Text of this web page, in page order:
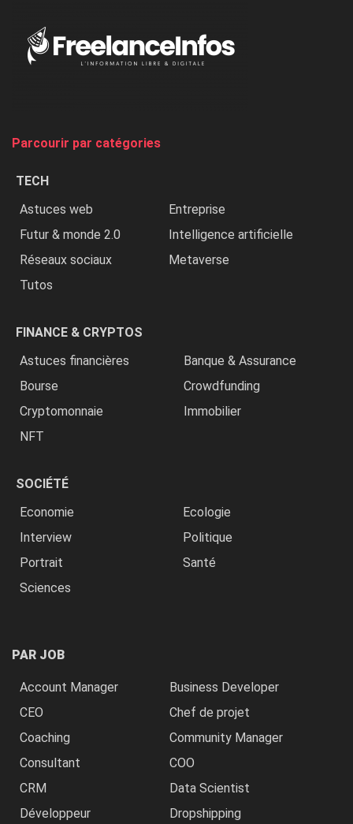
Nigeria,
Parcourir par catégories
TECH
Astuces web
Entreprise
Futur & monde 2.0
Intelligence artificielle
Réseaux sociaux
Metaverse
Tutos
FINANCE & CRYPTOS
Astuces financières
Banque & Assurance
Bourse
Crowdfunding
Cryptomonnaie
Immobilier
NFT
SOCIÉTÉ
Economie
Ecologie
Interview
Politique
Portrait
Santé
Sciences
PAR JOB
Account Manager
Business Developer
CEO
Chef de projet
Coaching
Community Manager
Consultant
COO
CRM
Data Scientist
Développeur
Dropshipping